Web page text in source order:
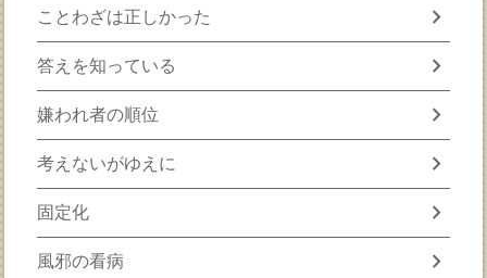
ことわざは正しかった chevron_right
答えを知っている chevron_right
嫌われ者の順位 chevron_right
考えないがゆえに chevron_right
固定化 chevron_right
風邪の看病 chevron_right